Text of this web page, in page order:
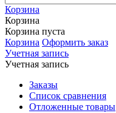
Корзина
Корзина
Корзина пуста
Корзина Оформить заказ
Учетная запись
Учетная запись
Заказы
Список сравнения
Отложенные товары